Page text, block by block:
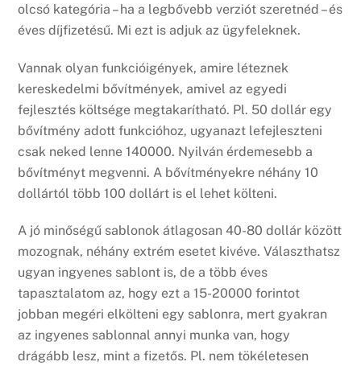
olcsó kategória – ha a legbővebb verziót szeretnéd – és
éves díjfizetésű. Mi ezt is adjuk az ügyfeleknek.
Vannak olyan funkcióigények, amire léteznek
kereskedelmi bővítmények, amivel az egyedi
fejlesztés költsége megtakarítható. Pl. 50 dollár egy
bővítmény adott funkcióhoz, ugyanazt lefejleszteni
csak neked lenne 140000. Nyilván érdemesebb a
bővítményt megvenni. A bővítményekre néhány 10
dollártól több 100 dollárt is el lehet költeni.
A jó minőségű sablonok átlagosan 40-80 dollár között
mozognak, néhány extrém esetet kivéve. Választhatsz
ugyan ingyenes sablont is, de a több éves
tapasztalatom az, hogy ezt a 15-20000 forintot
jobban megéri elkölteni egy sablonra, mert gyakran
az ingyenes sablonnal annyi munka van, hogy
drágább lesz, mint a fizetős. Pl. nem tökéletesen